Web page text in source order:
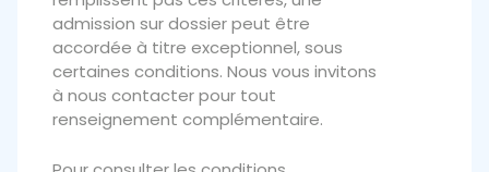
admission sur dossier peut être
accordée à titre exceptionnel, sous
certaines conditions. Nous vous invitons
à nous contacter pour tout
renseignement complémentaire.